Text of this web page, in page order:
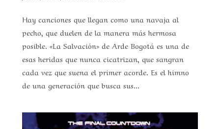
Hay canciones que llegan como una navaja al
pecho, que duelen de la manera más hermosa
posible. «La Salvación» de Arde Bogotá es una de
esas heridas que nunca cicatrizan, que sangran
cada vez que suena el primer acorde. Es el himno
de una generación que busca sus...